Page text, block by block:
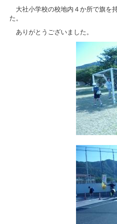
大社小学校の校地内４か所で旗を
た。
ありがとうございました。